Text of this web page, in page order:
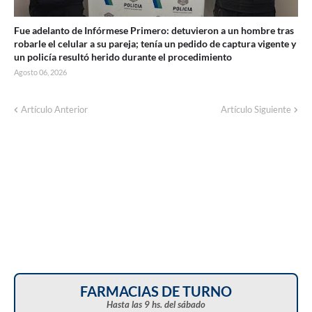
Fue adelanto de Infórmese Primero: detuvieron a un hombre tras
robarle el celular a su pareja; tenía un pedido de captura vigente y
un policía resultó herido durante el procedimiento
Agosto 06, 2026
Artículo Anterior Artículo Siguiente
FARMACIAS DE TURNO
Hasta las 9 hs. del sábado